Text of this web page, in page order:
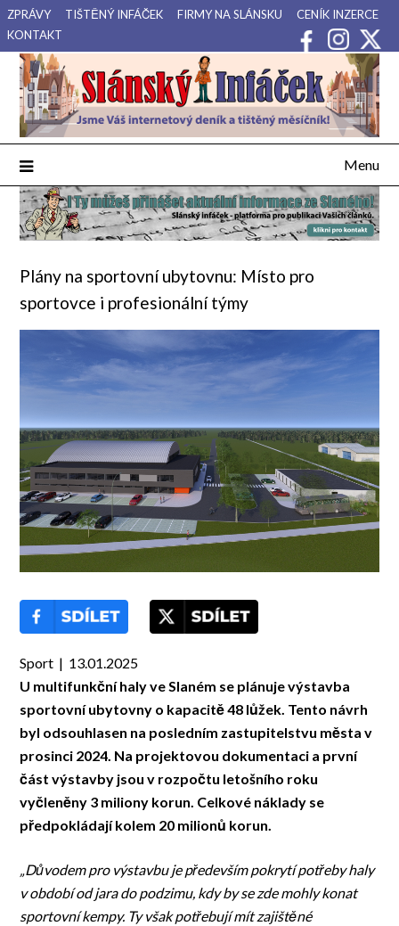
Přejdi
na
obsah
ZPRÁVY TIŠTĚNÝ INFÁČEK FIRMY NA SLÁNSKU
CENÍK INZERCE
KONTAKT
Slánský Infáček
Váš internetový deník a tištěný měsíčník pro Slánsko, Kladensko
a Lounsko.
Menu
Plány na sportovní ubytovnu: Místo pro
sportovce i profesionální týmy
Sport | 13.01.2025
U multifunkční haly ve Slaném se plánuje výstavba
sportovní ubytovny o kapacitě 48 lůžek. Tento návrh
byl odsouhlasen na posledním zastupitelstvu města v
prosinci 2024. Na projektovou dokumentaci a první
část výstavby jsou v rozpočtu letošního roku
vyčleněny 3 miliony korun. Celkové náklady se
předpokládají kolem 20 milionů korun.
„Důvodem pro výstavbu je především pokrytí potřeby haly
v období od jara do podzimu, kdy by se zde mohly konat
sportovní kempy. Ty však potřebují mít zajištěné